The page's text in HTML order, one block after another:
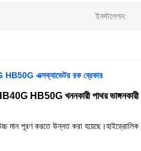
ইনস্টলেশন:
এক্সক্যাভেটর রক ব্রেকার
HB50G খননকারী পাথর ভাঙ্গনকারী
মান পূরণ করতে উন্নত করা